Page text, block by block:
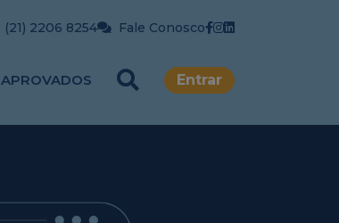
(21) 2206 8254 Fale Conosco
APROVADOS Entrar